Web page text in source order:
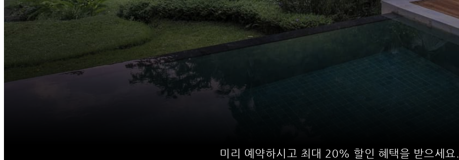
미리 예약하시고 최대 20% 할인 혜택을 받으세요.